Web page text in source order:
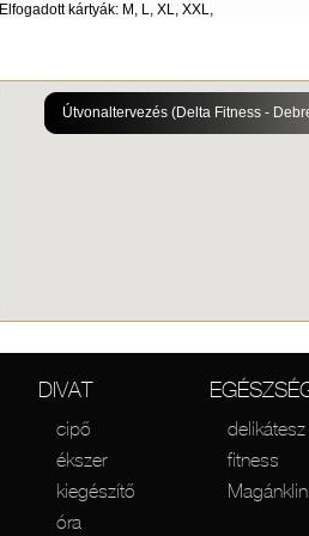
Elfogadott kártyák: M, L, XL, XXL,
Útvonaltervezés (Delta Fitness -
DIVAT
cipő
ékszer
kiegészítő
óra
delikátesz
fitness